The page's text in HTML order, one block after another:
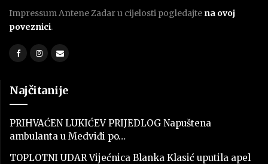
Impressum Antene Zadar u cijelosti pogledajte na ovoj
poveznici.
Najčitanije
PRIHVAĆEN LUKIĆEV PRIJEDLOG Napuštena
ambulanta u Medviđi po…
TOPLOTNI UDAR Vijećnica Blanka Klasić uputila apel